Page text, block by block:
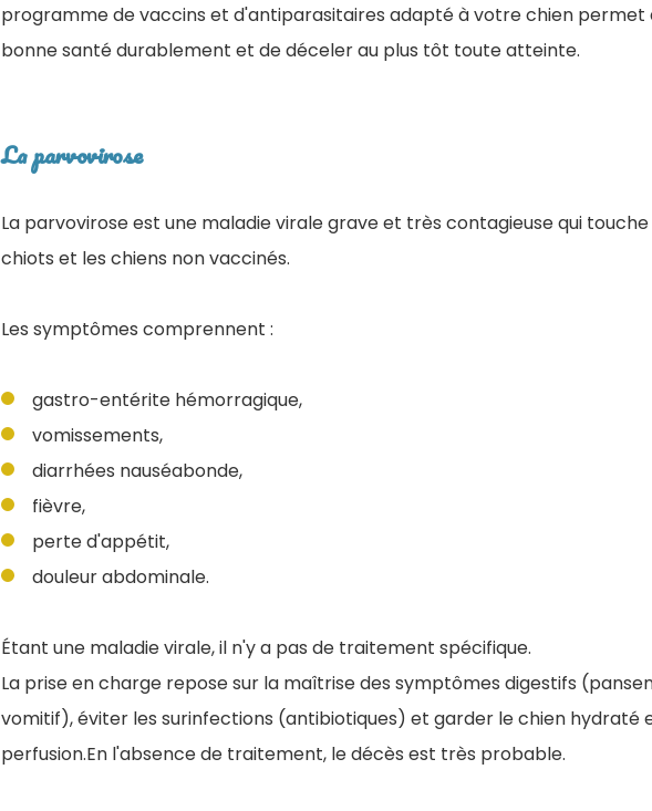
programme de vaccins et d'antiparasitaires adapté à votre chien permet
bonne santé durablement et de déceler au plus tôt toute atteinte.
La parvovirose
La parvovirose est une maladie virale grave et très contagieuse qui
chiots et les chiens non vaccinés.
Les symptômes comprennent :
gastro-entérite hémorragique,
vomissements,
diarrhées nauséabonde,
fièvre,
perte d'appétit,
douleur abdominale.
Étant une maladie virale, il n'y a pas de traitement spécifique.
La prise en charge repose sur la maîtrise des symptômes digestifs
vomitif), éviter les surinfections (antibiotiques) et garder le chien hydraté
perfusion.En l'absence de traitement, le décès est très probable.